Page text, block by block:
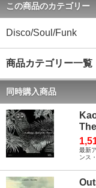
この商品のカテゴリー
Disco/Soul/Funk
商品カテゴリー一覧
同時購入商品
最新
ンス